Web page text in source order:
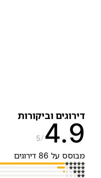
וביקורות
5
על 86 דירוגים